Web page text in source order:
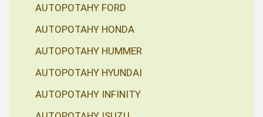
AUTOPOTAHY FORD
AUTOPOTAHY HONDA
AUTOPOTAHY HUMMER
AUTOPOTAHY HYUNDAI
AUTOPOTAHY INFINITY